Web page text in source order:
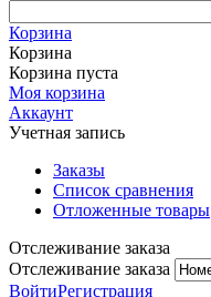
Корзина
Корзина
Корзина пуста
Моя корзина
Аккаунт
Учетная запись
Заказы
Список сравнения
Отложенные товары
Отслеживание заказа
Отслеживание заказа
ВойтиРегистрация